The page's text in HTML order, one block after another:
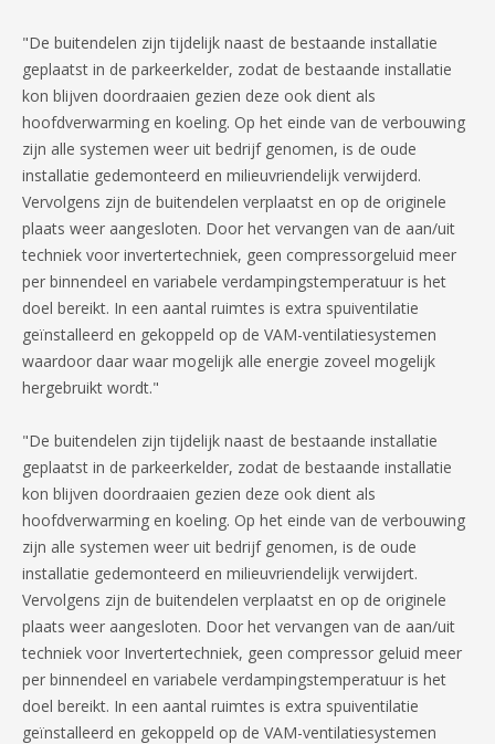
"De buitendelen zijn tijdelijk naast de bestaande installatie
geplaatst in de parkeerkelder, zodat de bestaande installatie
kon blijven doordraaien gezien deze ook dient als
hoofdverwarming en koeling. Op het einde van de verbouwing
zijn alle systemen weer uit bedrijf genomen, is de oude
installatie gedemonteerd en milieuvriendelijk verwijderd.
Vervolgens zijn de buitendelen verplaatst en op de originele
plaats weer aangesloten. Door het vervangen van de aan/uit
techniek voor invertertechniek, geen compressorgeluid meer
per binnendeel en variabele verdampingstemperatuur is het
doel bereikt. In een aantal ruimtes is extra spuiventilatie
geïnstalleerd en gekoppeld op de VAM-ventilatiesystemen
waardoor daar waar mogelijk alle energie zoveel mogelijk
hergebruikt wordt."
"De buitendelen zijn tijdelijk naast de bestaande installatie
geplaatst in de parkeerkelder, zodat de bestaande installatie
kon blijven doordraaien gezien deze ook dient als
hoofdverwarming en koeling. Op het einde van de verbouwing
zijn alle systemen weer uit bedrijf genomen, is de oude
installatie gedemonteerd en milieuvriendelijk verwijdert.
Vervolgens zijn de buitendelen verplaatst en op de originele
plaats weer aangesloten. Door het vervangen van de aan/uit
techniek voor Invertertechniek, geen compressor geluid meer
per binnendeel en variabele verdampingstemperatuur is het
doel bereikt. In een aantal ruimtes is extra spuiventilatie
geïnstalleerd en gekoppeld op de VAM-ventilatiesystemen